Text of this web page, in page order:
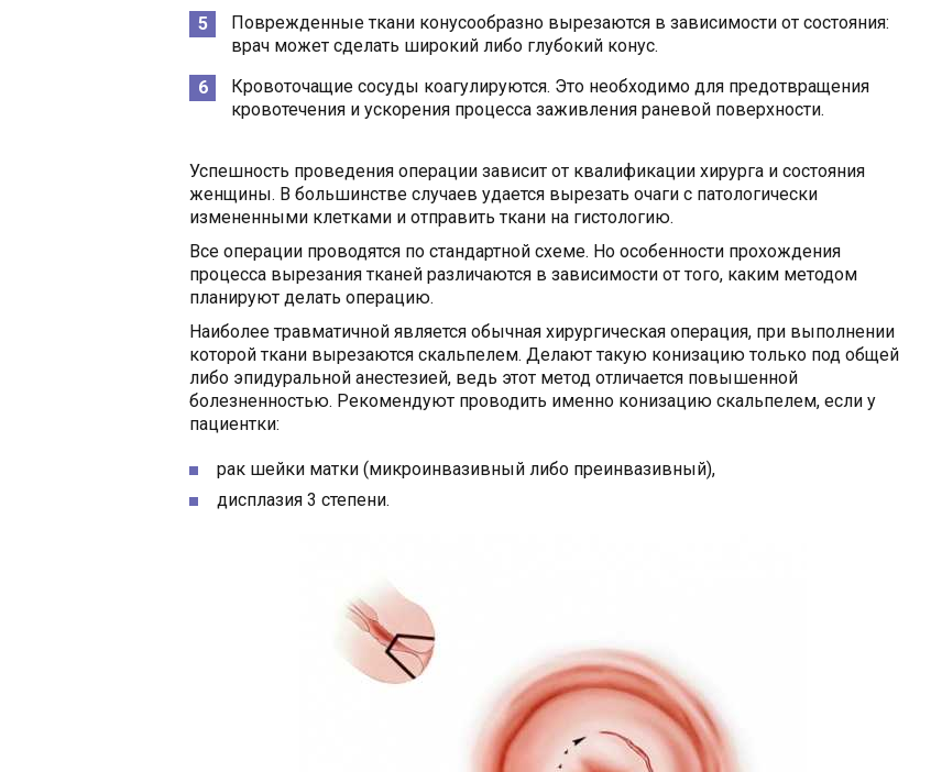
Поврежденные ткани конусообразно вырезаются в зависимости от состояния:
врач может сделать широкий либо глубокий конус.
Кровоточащие сосуды коагулируются. Это необходимо для предотвращения
кровотечения и ускорения процесса заживления раневой поверхности.
Успешность проведения операции зависит от квалификации хирурга и состояния
женщины. В большинстве случаев удается вырезать очаги с патологически
измененными клетками и отправить ткани на гистологию.
Все операции проводятся по стандартной схеме. Но особенности прохождения
процесса вырезания тканей различаются в зависимости от того, каким методом
планируют делать операцию.
Наиболее травматичной является обычная хирургическая операция, при выполнении
которой ткани вырезаются скальпелем. Делают такую конизацию только под общей
либо эпидуральной анестезией, ведь этот метод отличается повышенной
болезненностью. Рекомендуют проводить именно конизацию скальпелем, если у
пациентки:
рак шейки матки (микроинвазивный либо преинвазивный),
дисплазия 3 степени.